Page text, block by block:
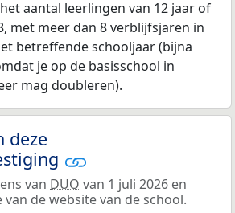
aantal leerlingen van 12 jaar of
met meer dan 8 verblijfsjaren in
betreffende schooljaar (bijna
je op de basisschool in
mag doubleren).
deze
van DUO van 1 juli 2026 en
de website van de school.